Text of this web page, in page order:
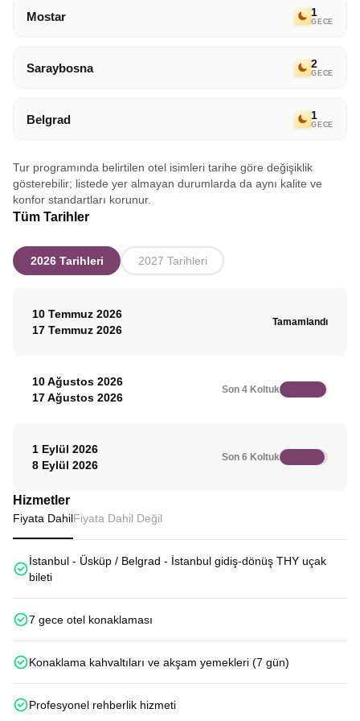
Mostar 1
GECE
Saraybosna 2
GECE
Belgrad 1
GECE
Tur programında belirtilen otel isimleri tarihe göre değişiklik
gösterebilir; listede yer almayan durumlarda da aynı kalite ve
konfor standartları korunur.
Tüm Tarihler
2026 Tarihleri 2027 Tarihleri
10 Temmuz 2026
17 Temmuz 2026
Tamamlandı
10 Ağustos 2026
17 Ağustos 2026
Son 4 Koltuk
1 Eylül 2026
8 Eylül 2026
Son 6 Koltuk
Hizmetler
Fiyata DahilFiyata Dahil Değil
İstanbul - Üsküp / Belgrad - İstanbul gidiş-dönüş THY uçak
bileti
7 gece otel konaklaması
Konaklama kahvaltıları ve akşam yemekleri (7 gün)
Profesyonel rehberlik hizmeti